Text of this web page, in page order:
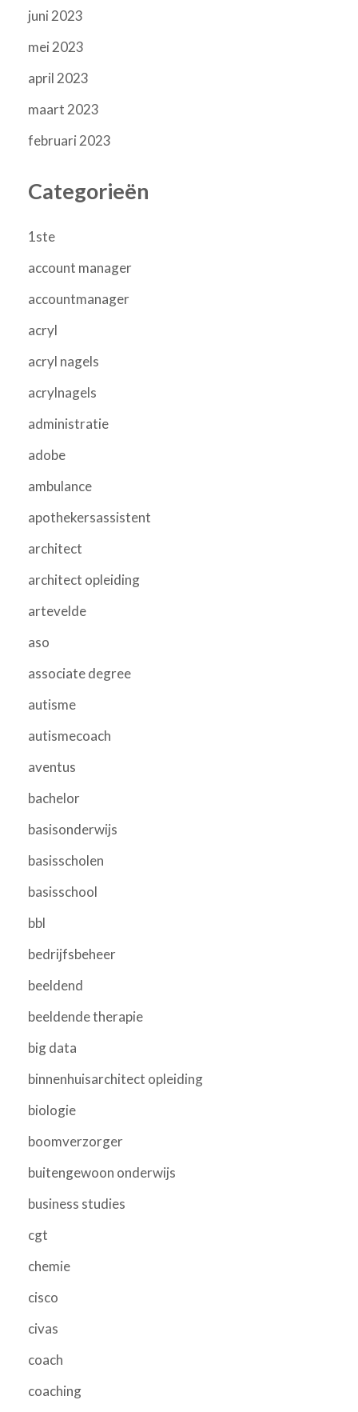
juni 2023
mei 2023
april 2023
maart 2023
februari 2023
Categorieën
1ste
account manager
accountmanager
acryl
acryl nagels
acrylnagels
administratie
adobe
ambulance
apothekersassistent
architect
architect opleiding
artevelde
aso
associate degree
autisme
autismecoach
aventus
bachelor
basisonderwijs
basisscholen
basisschool
bbl
bedrijfsbeheer
beeldend
beeldende therapie
big data
binnenhuisarchitect opleiding
biologie
boomverzorger
buitengewoon onderwijs
business studies
cgt
chemie
cisco
civas
coach
coaching